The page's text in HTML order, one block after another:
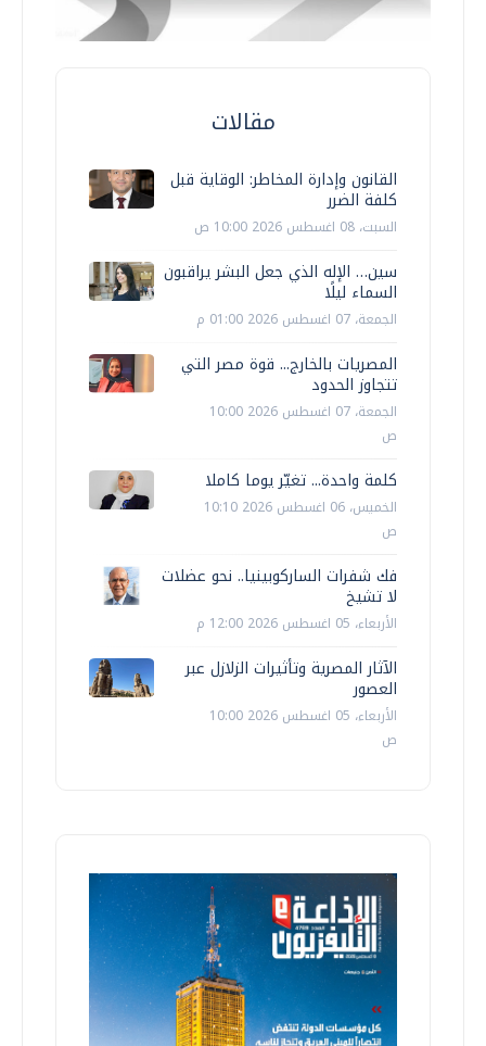
مقالات
القانون وإدارة المخاطر: الوقاية قبل
كلفة الضرر
السبت، 08 اغسطس 2026 10:00 ص
سين… الإله الذي جعل البشر يراقبون
السماء ليلًا
الجمعة، 07 اغسطس 2026 01:00 م
المصريات بالخارج... قوة مصر التي
تتجاوز الحدود
الجمعة، 07 اغسطس 2026 10:00
ص
كلمة واحدة... تغيّر يوما كاملا
الخميس، 06 اغسطس 2026 10:10
ص
فك شفرات الساركوبينيا.. نحو عضلات
لا تشيخ
الأربعاء، 05 اغسطس 2026 12:00 م
الآثار المصرية وتأثيرات الزلازل عبر
العصور
الأربعاء، 05 اغسطس 2026 10:00
ص